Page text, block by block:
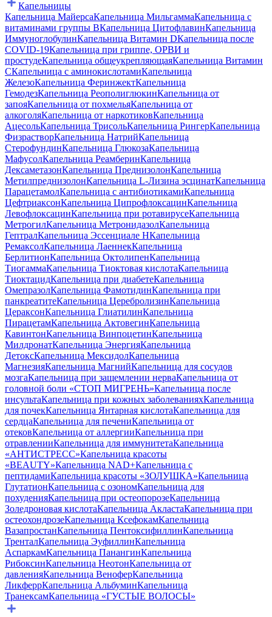
Капельницы
Капельница МайерсаКапельница МильгаммаКапельница с
витаминами группы BКапельница ЦитофлавинКапельница
ИммуноглобулинКапельница Витамин DКапельница после
COVID-19Капельница при гриппе, ОРВИ и
простудеКапельница общеукрепляющаяКапельница Витамин
CКапельница с аминокислотамиКапельница
ЖелезоКапельница ФеринжектКапельница
ГемодезКапельница РеополиглюкинКапельница от
запояКапельница от похмельяКапельница от
алкоголяКапельница от наркотиковКапельница
АцесольКапельница ТрисольКапельница РингерКапельница
ФизрастворКапельница НатрийКапельница
СтерофундинКапельница ГлюкозаКапельница
МафусолКапельница РеамберинКапельница
ДексаметазонКапельница ПреднизолонКапельница
МетилпреднизолонКапельница L-Лизина эсцинатКапельница
ПарацетамолКапельница с антибиотикамиКапельница
ЦефтриаксонКапельница ЦипрофлоксацинКапельница
ЛевофлоксацинКапельница при ротавирусеКапельница
МетрогилКапельница МетронидазолКапельница
ГептралКапельница Эссенциале НКапельница
РемаксолКапельница ЛаеннекКапельница
БерлитионКапельница ОктолипенКапельница
ТиогаммаКапельница Тиоктовая кислотаКапельница
ТиоктацидКапельница при диабетеКапельница
ОмепразолКапельница ФамотидинКапельница при
панкреатитеКапельница ЦеребролизинКапельница
ЦераксонКапельница ГлиатилинКапельница
ПирацетамКапельница АктовегинКапельница
КавинтонКапельница ВинпоцетинКапельница
МилдронатКапельница ЭнергияКапельница
ДетоксКапельница МексидолКапельница
МагнезияКапельница МагнийКапельница для сосудов
мозгаКапельница при защемлении нерваКапельница от
головной боли «СТОП МИГРЕНЬ»Капельница после
инсультаКапельница при кожных заболеванияхКапельница
для почекКапельница Янтарная кислотаКапельница для
сердцаКапельница для печениКапельница от
отековКапельница от аллергииКапельница при
отравленииКапельница для иммунитетаКапельница
«АНТИСТРЕСС»Капельница красоты
«BEAUTY»Капельница NAD+Капельница с
пептидамиКапельница красоты «ЗОЛУШКА»Капельница
ГлутатионКапельница с озономКапельница для
похуденияКапельница при остеопорозеКапельница
Золедроновая кислотаКапельница АкластаКапельница при
остеохондрозеКапельница КсефокамКапельница
ВазапростанКапельница ПентоксифиллинКапельница
ТренталКапельница ЭуфиллинКапельница
АспаркамКапельница ПанангинКапельница
РибоксинКапельница НеотонКапельница от
давленияКапельница ВеноферКапельница
ЛикферрКапельница АльбуминКапельница
ТранексамКапельница «ГУСТЫЕ ВОЛОСЫ»